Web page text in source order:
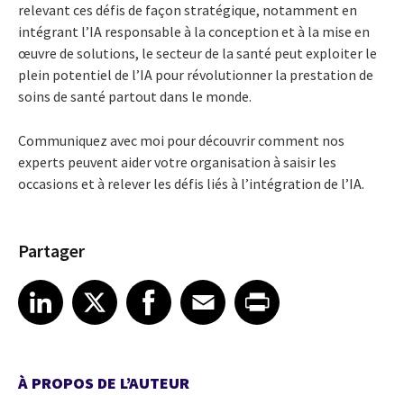
relevant ces défis de façon stratégique, notamment en
intégrant l’IA responsable à la conception et à la mise en
œuvre de solutions, le secteur de la santé peut exploiter le
plein potentiel de l’IA pour révolutionner la prestation de
soins de santé partout dans le monde.
Communiquez avec moi pour découvrir comment nos
experts peuvent aider votre organisation à saisir les
occasions et à relever les défis liés à l’intégration de l’IA.
Partager
Share article on LinkedIn
LinkedIn
Share article on XShare article on Facebook
Facebook
Share article on Email
EmailShare article on Print
À PROPOS DE L’AUTEUR